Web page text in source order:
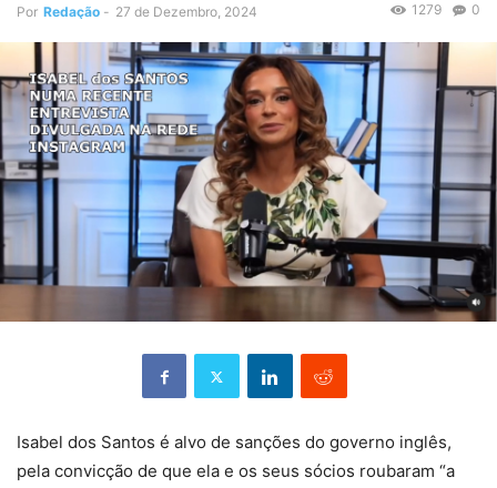
Por Redação - 27 de Dezembro, 2024 0
1279
Isabel dos Santos é alvo de sanções do governo inglês,
pela convicção de que ela e os seus sócios roubaram “a